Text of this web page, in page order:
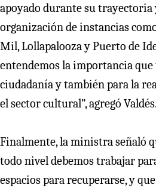
apoyado durante su trayectoria
organización de instancias
Mil, Lollapalooza y Puerto de
entendemos la importancia que
ciudadanía y también para la
el sector cultural”, agregó Valdés.
Finalmente, la ministra señaló
todo nivel debemos trabajar
espacios para recuperarse, y